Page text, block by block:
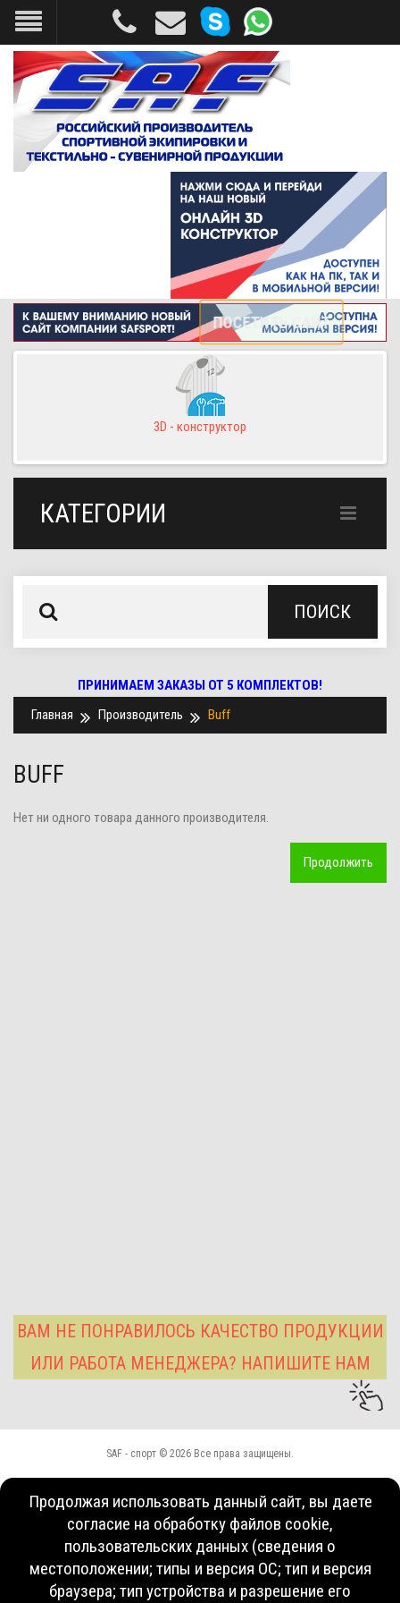
3D - конструктор
КАТЕГОРИИ
ПОИСК
ПРИНИМАЕМ ЗАКАЗЫ ОТ 5 КОМПЛЕКТОВ!
Главная
Производитель Buff
BUFF
Нет ни одного товара данного производителя.
Продолжить
ВАМ НЕ ПОНРАВИЛОСЬ КАЧЕСТВО ПРОДУКЦИИ
ИЛИ РАБОТА МЕНЕДЖЕРА? НАПИШИТЕ НАМ
SAF - спорт © 2026 Все права защищены.
Продолжая использовать данный сайт, вы даете
согласие на обработку файлов cookie,
пользовательских данных (сведения о
местоположении; типы и версия ОС; тип и версия
браузера; тип устройства и разрешение его